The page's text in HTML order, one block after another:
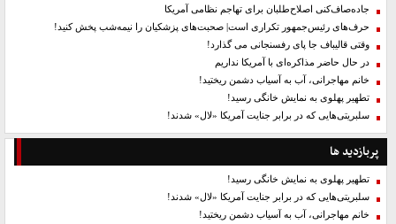
جاده‌صاف‌کنی اصلاح‌طلبان برای تهاجم نظامی آمریکا
حرف‌های رئیس‌جمهور تکراری است| صحبت‌های پزشکیان را نیمه‌شب پخش کنید!
وقتی قالیباف جا پای رفسنجانی می گذارد!
در حال حاضر مذاکره‌ای با آمریکا نداریم
خانم مهاجرانی، آب به آسیاب دشمن ریختید!
تطهیر پهلوی به نمایش خانگی رسید!
سلبریتی‌هایی که در برابر جنایت آمریکا «لال» شدند!
پربازدید ها
تطهیر پهلوی به نمایش خانگی رسید!
سلبریتی‌هایی که در برابر جنایت آمریکا «لال» شدند!
خانم مهاجرانی، آب به آسیاب دشمن ریختید!